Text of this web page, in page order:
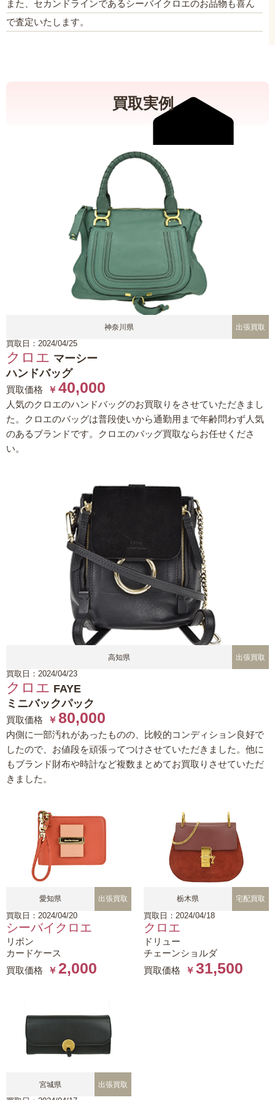
また、セカンドラインであるシーバイクロエのお品物も喜ん
で査定いたします。
買取実例
神奈川県 出張買取
買取日：2024/04/25
クロエ マーシー
ハンドバッグ
買取価格 ￥ 40,000
人気のクロエのハンドバッグのお買取りをさせていただきまし
た。クロエのバッグは普段使いから通勤用まで年齢問わず人気
のあるブランドです。クロエのバッグ買取ならお任せくださ
い。
高知県 出張買取
買取日：2024/04/23
クロエ FAYE
ミニバックパック
買取価格 ￥ 80,000
内側に一部汚れがあったものの、比較的コンディション良好で
したので、お値段を頑張ってつけさせていただきました。他に
もブランド財布や時計など複数まとめてお買取りさせていただ
きました。
愛知県 出張買取
買取日：2024/04/20
シーバイクロエ
リボン
カードケース
買取価格
￥ 2,000
栃木県 宅配買取
買取日：2024/04/18
クロエ
ドリュー
チェーンショルダ
買取価格
￥ 31,500
宮城県 出張買取